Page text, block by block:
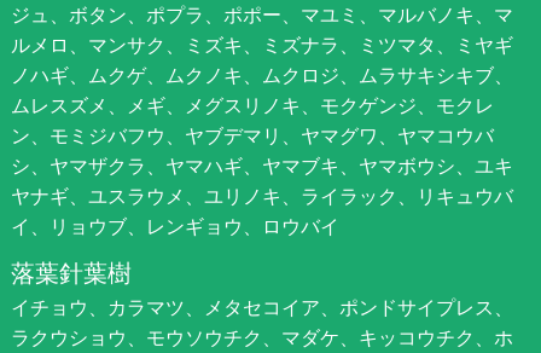
ジュ、ボタン、ポプラ、ポポー、マユミ、マルバノキ、マ
ルメロ、マンサク、ミズキ、ミズナラ、ミツマタ、ミヤギ
ノハギ、ムクゲ、ムクノキ、ムクロジ、ムラサキシキブ、
ムレスズメ、メギ、メグスリノキ、モクゲンジ、モクレ
ン、モミジバフウ、ヤブデマリ、ヤマグワ、ヤマコウバ
シ、ヤマザクラ、ヤマハギ、ヤマブキ、ヤマボウシ、ユキ
ヤナギ、ユスラウメ、ユリノキ、ライラック、リキュウバ
イ、リョウブ、レンギョウ、ロウバイ
落葉針葉樹
イチョウ、カラマツ、メタセコイア、ポンドサイプレス、
ラクウショウ、モウソウチク、マダケ、キッコウチク、ホ